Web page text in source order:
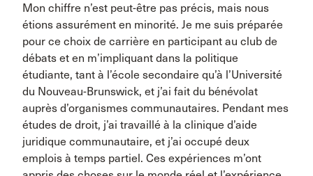
Mon chiffre n’est peut-être pas précis, mais nous
étions assurément en minorité. Je me suis préparée
pour ce choix de carrière en participant au club de
débats et en m’impliquant dans la politique
étudiante, tant à l’école secondaire qu’à l’Université
du Nouveau-Brunswick, et j’ai fait du bénévolat
auprès d’organismes communautaires. Pendant mes
études de droit, j’ai travaillé à la clinique d’aide
juridique communautaire, et j’ai occupé deux
emplois à temps partiel. Ces expériences m’ont